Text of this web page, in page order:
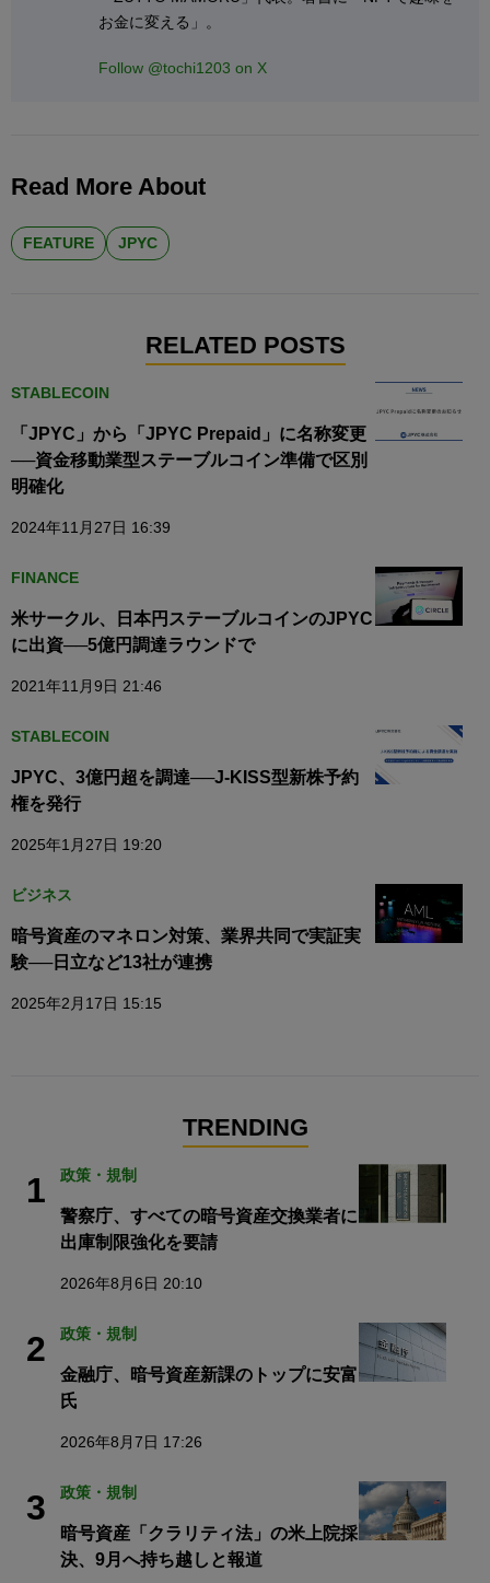
お金に変える」。
Follow @tochi1203 on X
Read More About
FEATURE JPYC
RELATED POSTS
STABLECOIN
「JPYC」から「JPYC Prepaid」に名称変更
──資金移動業型ステーブルコイン準備で区別
明確化
2024年11月27日 16:39
FINANCE
米サークル、日本円ステーブルコインのJPYC
に出資──5億円調達ラウンドで
2021年11月9日 21:46
STABLECOIN
JPYC、3億円超を調達──J-KISS型新株予約
権を発行
2025年1月27日 19:20
ビジネス
暗号資産のマネロン対策、業界共同で実証実
験──日立など13社が連携
2025年2月17日 15:15
TRENDING
1 政策・規制
警察庁、すべての暗号資産交換業者に
出庫制限強化を要請
2026年8月6日 20:10
2 政策・規制
金融庁、暗号資産新課のトップに安富
氏
2026年8月7日 17:26
3 政策・規制
暗号資産「クラリティ法」の米上院採
決、9月へ持ち越しと報道